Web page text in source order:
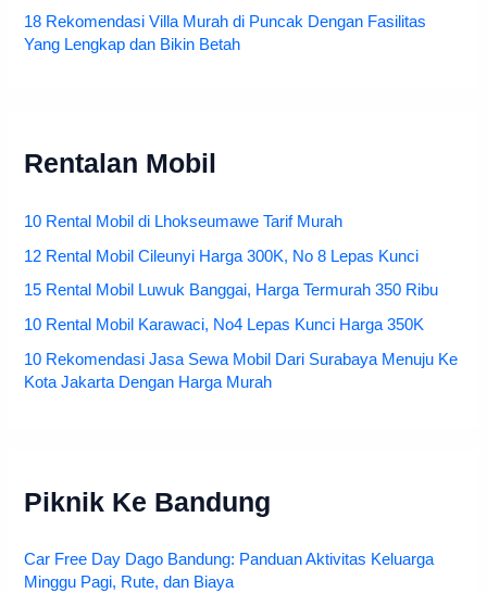
18 Rekomendasi Villa Murah di Puncak Dengan Fasilitas
Yang Lengkap dan Bikin Betah
Rentalan Mobil
10 Rental Mobil di Lhokseumawe Tarif Murah
12 Rental Mobil Cileunyi Harga 300K, No 8 Lepas Kunci
15 Rental Mobil Luwuk Banggai, Harga Termurah 350 Ribu
10 Rental Mobil Karawaci, No4 Lepas Kunci Harga 350K
10 Rekomendasi Jasa Sewa Mobil Dari Surabaya Menuju Ke
Kota Jakarta Dengan Harga Murah
Piknik Ke Bandung
Car Free Day Dago Bandung: Panduan Aktivitas Keluarga
Minggu Pagi, Rute, dan Biaya